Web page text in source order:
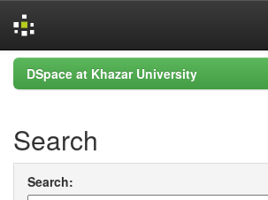
Skip
navigation
DSpace at Khazar University
Search
Search: